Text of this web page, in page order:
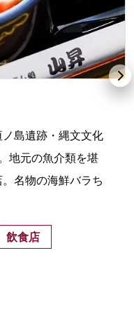
島遺跡・縄文文化
地元の魚介類を堪
名物の海鮮バラち
飲食店